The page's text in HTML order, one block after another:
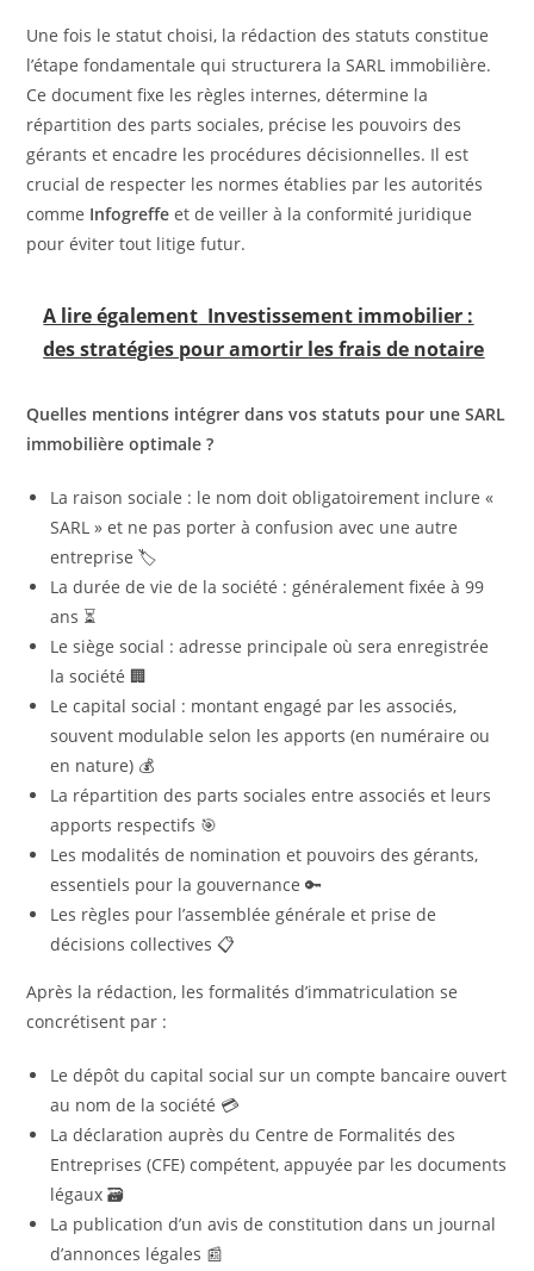
Une fois le statut choisi, la rédaction des statuts constitue
l’étape fondamentale qui structurera la SARL immobilière.
Ce document fixe les règles internes, détermine la
répartition des parts sociales, précise les pouvoirs des
gérants et encadre les procédures décisionnelles. Il est
crucial de respecter les normes établies par les autorités
comme Infogreffe et de veiller à la conformité juridique
pour éviter tout litige futur.
A lire également Investissement immobilier :
des stratégies pour amortir les frais de notaire
Quelles mentions intégrer dans vos statuts pour une SARL
immobilière optimale ?
La raison sociale : le nom doit obligatoirement inclure «
SARL » et ne pas porter à confusion avec une autre
entreprise 🏷️
La durée de vie de la société : généralement fixée à 99
ans ⏳
Le siège social : adresse principale où sera enregistrée
la société 🏢
Le capital social : montant engagé par les associés,
souvent modulable selon les apports (en numéraire ou
en nature) 💰
La répartition des parts sociales entre associés et leurs
apports respectifs 🎯
Les modalités de nomination et pouvoirs des gérants,
essentiels pour la gouvernance 🔑
Les règles pour l’assemblée générale et prise de
décisions collectives 📋
Après la rédaction, les formalités d’immatriculation se
concrétisent par :
Le dépôt du capital social sur un compte bancaire ouvert
au nom de la société 💳
La déclaration auprès du Centre de Formalités des
Entreprises (CFE) compétent, appuyée par les documents
légaux 🗃️
La publication d’un avis de constitution dans un journal
d’annonces légales 📰